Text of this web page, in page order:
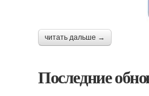
читать дальше →
Последние